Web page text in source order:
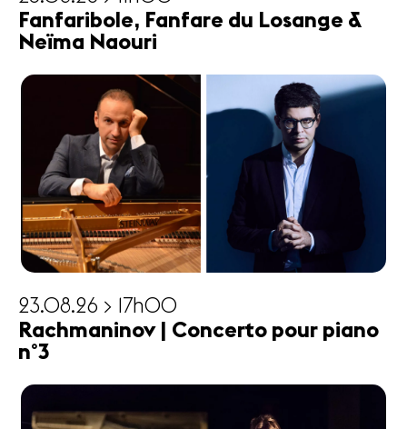
Fanfaribole, Fanfare du Losange &
Neïma Naouri
23.08.26 > 17h00
Rachmaninov | Concerto pour piano
n°3